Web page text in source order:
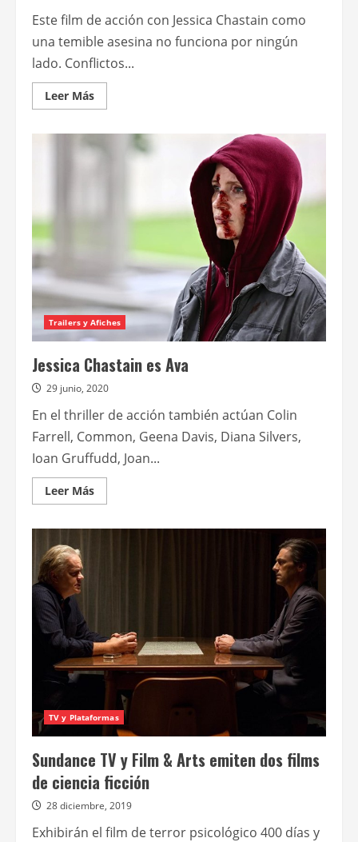
Este film de acción con Jessica Chastain como
una temible asesina no funciona por ningún
lado. Conflictos...
Leer MásLeer
más
Trailers y Afiches
Jessica Chastain es Ava
29 junio, 2020
En el thriller de acción también actúan Colin
Farrell, Common, Geena Davis, Diana Silvers,
Ioan Gruffudd, Joan...
Leer MásLeer
más
TV y Plataformas
Sundance TV y Film & Arts emiten dos films
de ciencia ficción
28 diciembre, 2019
Exhibirán el film de terror psicológico 400 días y